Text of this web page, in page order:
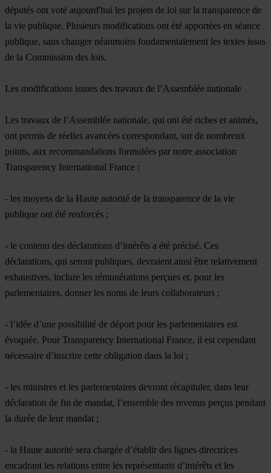
députés ont voté aujourd'hui les projets de loi sur la transparence de
la vie publique. Plusieurs modifications ont été apportées en séance
publique, sans changer néanmoins fondamentalement les textes issus
de la Commission des lois.
Les modifications issues des travaux de l’Assemblée nationale
Les travaux de l’Assemblée nationale, qui ont été riches et animés,
ont permis de réelles avancées correspondant, sur de nombreux
points, aux recommandations formulées par notre association
Transparency International France :
- les moyens de la Haute autorité de la transparence de la vie
publique ont été renforcés ;
- le contenu des déclarations d’intérêts a été précisé. Ces
déclarations, qui seront publiques, devraient ainsi être relativement
exhaustives, inclure les rémunérations perçues et, pour les
parlementaires, donner les noms de leurs collaborateurs ;
- l’idée d’une possibilité de déport pour les parlementaires est
évoquée. Pour Transparency International France, il est cependant
nécessaire d’inscrire cette obligation dans la loi ;
- les ministres et les parlementaires devront récapituler, dans leur
déclaration de fin de mandat, l’ensemble des revenus perçus pendant
la durée de leur mandat ;
- la Haute autorité sera chargée d’établir des lignes directrices
encadrant les relations entre les représentants d’intérêts et les